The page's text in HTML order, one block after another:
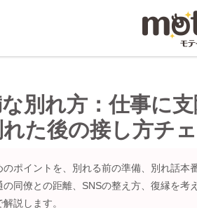
別れ方：仕事に
た後の接し方チ
ポイントを、別れる前の準備、別れ話本
同僚との距離、SNSの整え方、復縁を考
説します。